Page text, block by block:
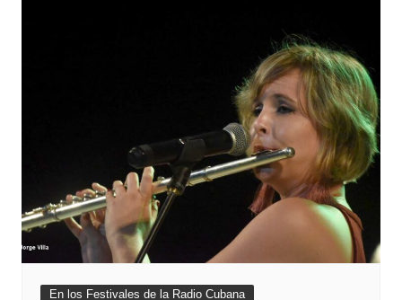
En los Festivales de la Radio Cubana